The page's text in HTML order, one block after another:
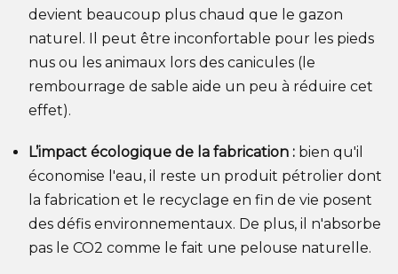
devient beaucoup plus chaud que le gazon
naturel. Il peut être inconfortable pour les pieds
nus ou les animaux lors des canicules (le
rembourrage de sable aide un peu à réduire cet
effet).
L’impact écologique de la fabrication : bien qu'il
économise l'eau, il reste un produit pétrolier dont
la fabrication et le recyclage en fin de vie posent
des défis environnementaux. De plus, il n'absorbe
pas le CO2 comme le fait une pelouse naturelle.